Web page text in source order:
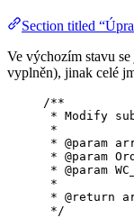
Section titled
Ve výchozím stavu
vyplněn), jinak celé
/**
* Modify
*
* @param
* @param
* @param
*
* @return
*/